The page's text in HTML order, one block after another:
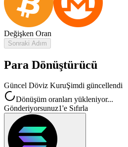
Değişken Oran
Sonraki Adım
Para Dönüştürücü
Güncel Döviz KuruŞimdi güncellendi
Dönüşüm oranları yükleniyor...
Gönderiyorsunuz1'e Sıfırla